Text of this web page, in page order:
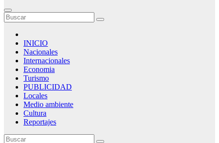
INICIO
Nacionales
Internacionales
Economia
Turismo
PUBLICIDAD
Locales
Medio ambiente
Cultura
Reportajes